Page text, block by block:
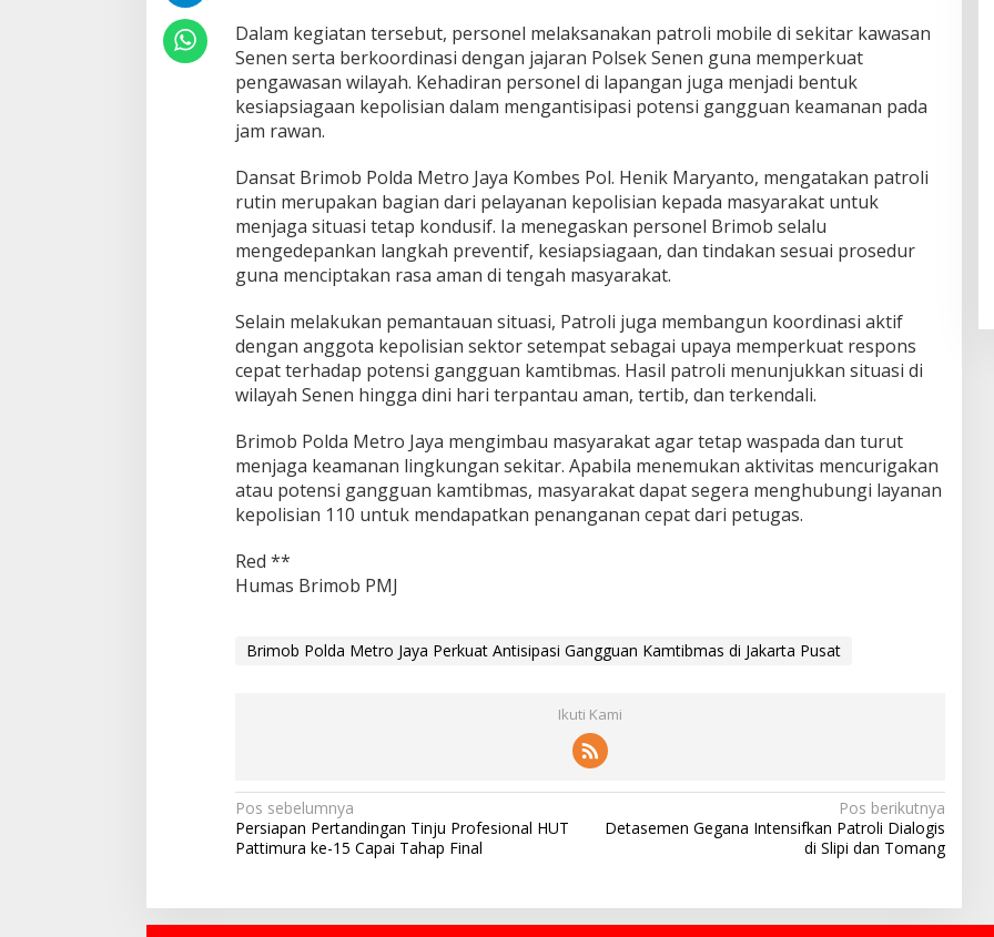
Dalam kegiatan tersebut, personel melaksanakan patroli mobile di sekitar kawasan
Senen serta berkoordinasi dengan jajaran Polsek Senen guna memperkuat
pengawasan wilayah. Kehadiran personel di lapangan juga menjadi bentuk
kesiapsiagaan kepolisian dalam mengantisipasi potensi gangguan keamanan pada
jam rawan.
Dansat Brimob Polda Metro Jaya Kombes Pol. Henik Maryanto, mengatakan patroli
rutin merupakan bagian dari pelayanan kepolisian kepada masyarakat untuk
menjaga situasi tetap kondusif. Ia menegaskan personel Brimob selalu
mengedepankan langkah preventif, kesiapsiagaan, dan tindakan sesuai prosedur
guna menciptakan rasa aman di tengah masyarakat.
Selain melakukan pemantauan situasi, Patroli juga membangun koordinasi aktif
dengan anggota kepolisian sektor setempat sebagai upaya memperkuat respons
cepat terhadap potensi gangguan kamtibmas. Hasil patroli menunjukkan situasi di
wilayah Senen hingga dini hari terpantau aman, tertib, dan terkendali.
Brimob Polda Metro Jaya mengimbau masyarakat agar tetap waspada dan turut
menjaga keamanan lingkungan sekitar. Apabila menemukan aktivitas mencurigakan
atau potensi gangguan kamtibmas, masyarakat dapat segera menghubungi layanan
kepolisian 110 untuk mendapatkan penanganan cepat dari petugas.
Red **
Humas Brimob PMJ
Brimob Polda Metro Jaya Perkuat Antisipasi Gangguan Kamtibmas di Jakarta Pusat
Ikuti Kami
N
a
i
Pos sebelumnya
Persiapan Pertandingan Tinju Profesional HUT
Pattimura ke-15 Capai Tahap Final
Pos berikutnya
Detasemen Gegana Intensifkan Patroli Dialogis
di Slipi dan Tomang